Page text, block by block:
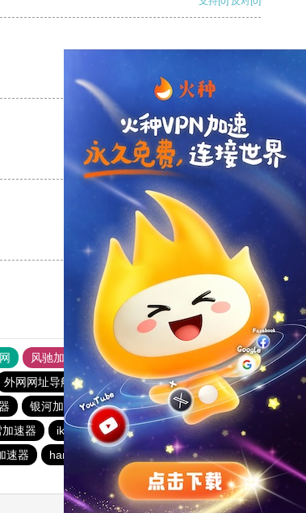
支持
支持[0] 反对[0]
支持[0] 反对[0]
风驰加速器
旋风加速器
外网网址导航 软件中心
银河加速器
银河加速器 暴雪加速器
海鸥加速器
速器 ikuuu.me加速器官网
银河加速器
速器 hammer加速器 速鹰666
银河加速器